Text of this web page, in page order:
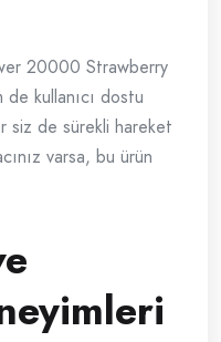
20000 Strawberry
kullanıcı dostu
siz de sürekli hareket
varsa, bu ürün